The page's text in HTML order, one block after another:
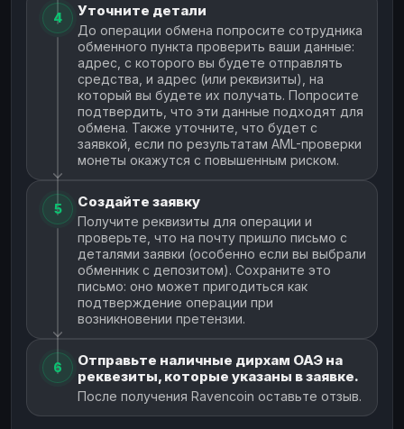
4 Уточните детали
До операции обмена попросите сотрудника
обменного пункта проверить ваши данные:
адрес, с которого вы будете отправлять
средства, и адрес (или реквизиты), на
который вы будете их получать. Попросите
подтвердить, что эти данные подходят для
обмена. Также уточните, что будет с
заявкой, если по результатам AML-проверки
монеты окажутся с повышенным риском.
5 Создайте заявку
Получите реквизиты для операции и
проверьте, что на почту пришло письмо с
деталями заявки (особенно если вы выбрали
обменник с депозитом). Сохраните это
письмо: оно может пригодиться как
подтверждение операции при
возникновении претензии.
6
Отправьте наличные дирхам ОАЭ на
реквезиты, которые указаны в заявке.
После получения Ravencoin оставьте отзыв.